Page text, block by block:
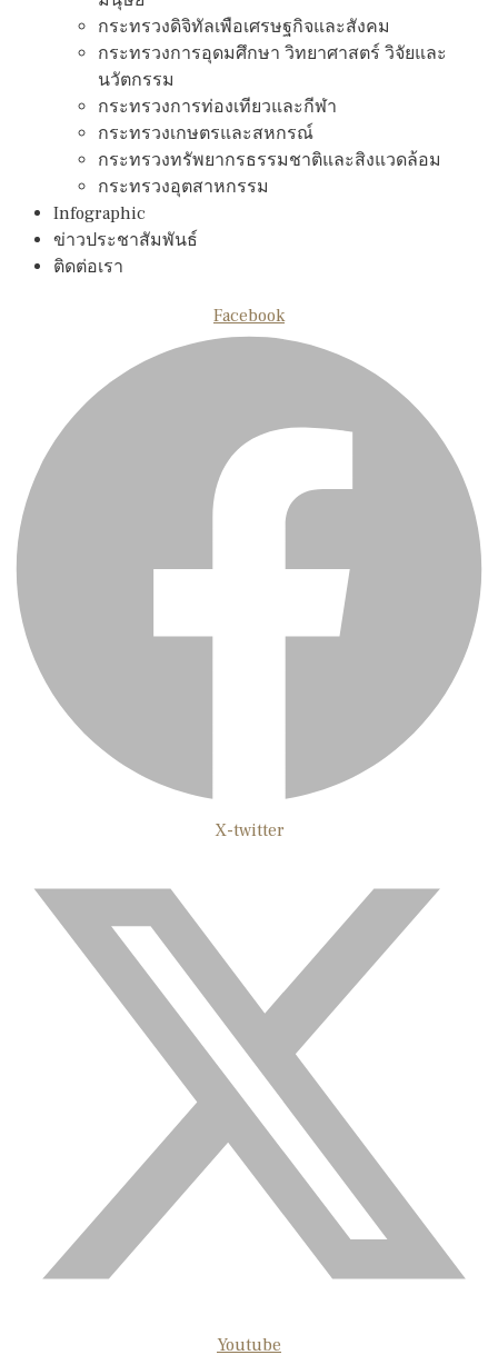
กระทรวงดิจิทัลเพือเศรษฐกิจและสังคม
กระทรวงการอุดมศึกษา วิทยาศาสตร์ วิจัยและ
นวัตกรรม
กระทรวงการท่องเทียวและกีฬา
กระทรวงเกษตรและสหกรณ์
กระทรวงทรัพยากรธรรมชาติและสิงแวดล้อม
กระทรวงอุตสาหกรรม
Infographic
ข่าวประชาสัมพันธ์
ติดต่อเรา
Facebook
X-twitter
Youtube